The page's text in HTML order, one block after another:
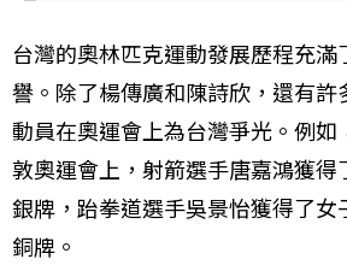
台灣的奧林匹克運動發展歷程充滿
譽。除了楊傳廣和陳詩欣，還有許
動員在奧運會上為台灣爭光。例如
敦奧運會上，射箭選手唐嘉鴻獲得
銀牌，跆拳道選手吳景怡獲得了女
銅牌。